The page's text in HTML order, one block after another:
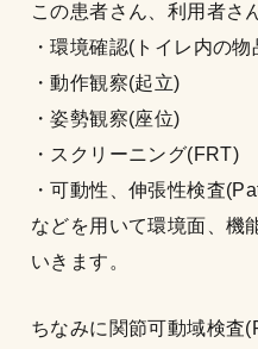
この患者さん、利用者さ
・環境確認(トイレ内の物
・動作観察(起立)
・姿勢観察(座位)
・スクリーニング(FRT)
・可動性、伸張性検査
などを用いて環境面、機
いきます。
ちなみに関節可動域検査